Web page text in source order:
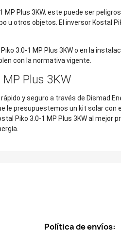
Plus 3KW, este puede ser
u otros objetos. El inversor Kostal
3.0-1 MP Plus 3KW o en la
con la normativa vigente.
Plus 3KW
y seguro a través de Dismad
le presupuestemos un kit solar con
Piko 3.0-1 MP Plus 3KW al
Política de envíos: